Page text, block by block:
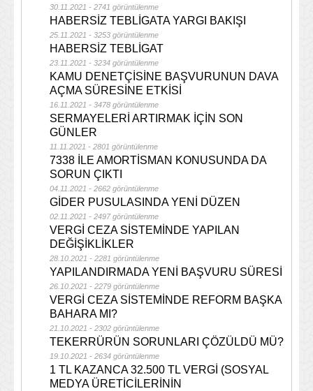
30.11.2021 - 2741 görüntülenme
HABERSİZ TEBLİGATA YARGI BAKIŞI
25.11.2021 - 3253 görüntülenme
HABERSİZ TEBLİGAT
23.11.2021 - 3234 görüntülenme
KAMU DENETÇİSİNE BAŞVURUNUN DAVA
AÇMA SÜRESİNE ETKİSİ
16.11.2021 - 3478 görüntülenme
SERMAYELERİ ARTIRMAK İÇİN SON
GÜNLER
11.11.2021 - 2801 görüntülenme
7338 İLE AMORTİSMAN KONUSUNDA DA
SORUN ÇIKTI
04.11.2021 - 2662 görüntülenme
GİDER PUSULASINDA YENİ DÜZEN
02.11.2021 - 2497 görüntülenme
VERGİ CEZA SİSTEMİNDE YAPILAN
DEĞİŞİKLİKLER
28.10.2021 - 2281 görüntülenme
YAPILANDIRMADA YENİ BAŞVURU SÜRESİ
26.10.2021 - 2279 görüntülenme
VERGİ CEZA SİSTEMİNDE REFORM BAŞKA
BAHARA MI?
21.10.2021 - 2302 görüntülenme
TEKERRÜRÜN SORUNLARI ÇÖZÜLDÜ MÜ?
19.10.2021 - 2634 görüntülenme
1 TL KAZANCA 32.500 TL VERGİ (SOSYAL
MEDYA ÜRETİCİLERİNİN